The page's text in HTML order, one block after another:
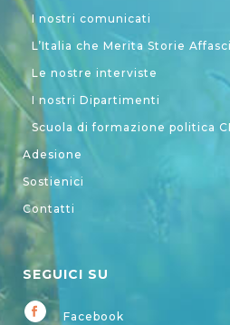
I nostri comunicati
L’Italia che Merita Storie
Le nostre interviste
I nostri Dipartimenti
Scuola di formazione politica
Adesione
Sostienici
Contatti
SEGUICI SU
Facebook